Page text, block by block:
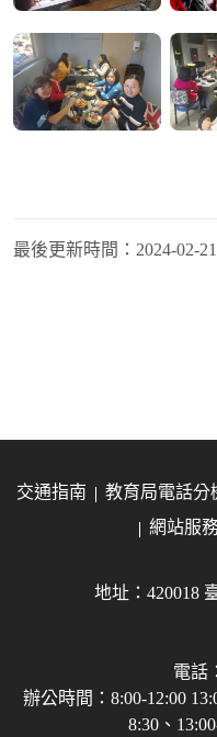
最後更新時間： 2024-02-
交通指南 教育局電話分
網站服
地址：420018
電話
辦公時間：8:00-12:00
8:30、